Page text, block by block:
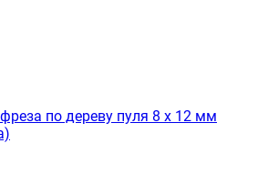
по дереву пуля 8 х 12 мм